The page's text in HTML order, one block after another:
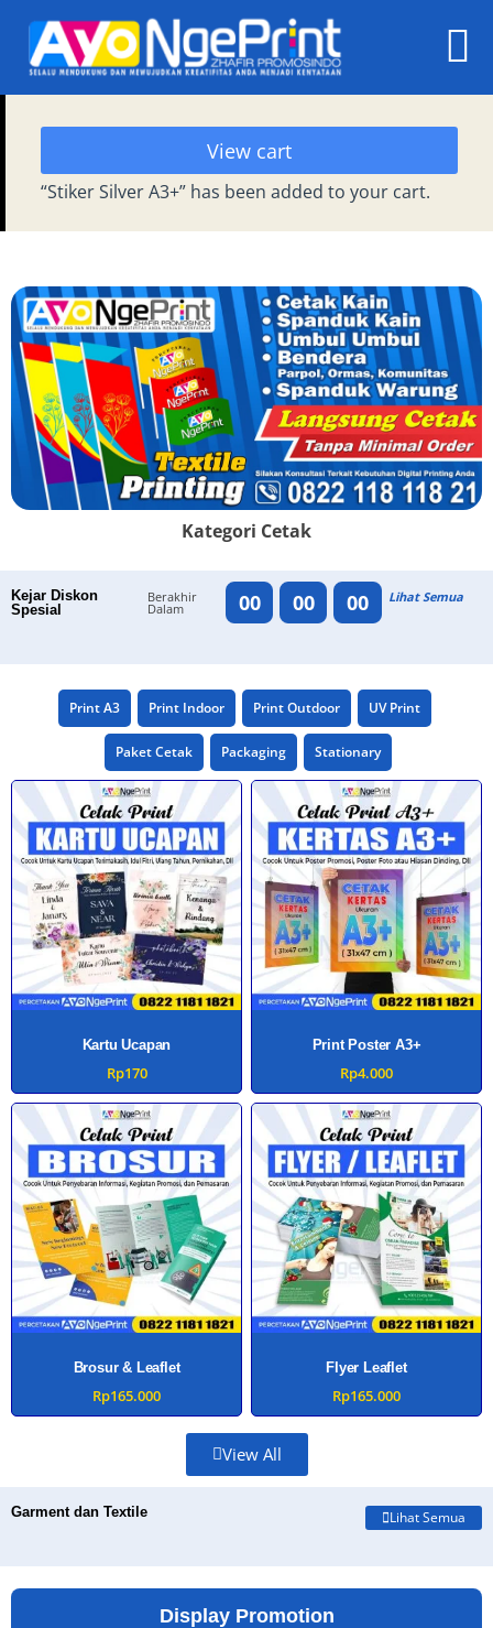
“Stiker Silver A3+” has been added to your cart.
View cart
Kategori Cetak
Kejar Diskon
Spesial
Berakhir
Dalam 00 00 00 Lihat Semua
Print A3 Print Indoor Print Outdoor UV Print
Paket Cetak Packaging Stationary
Kartu Ucapan
Rp170
Print Poster A3+
Rp4.000
Brosur & Leaflet
Rp165.000
Flyer Leaflet
Rp165.000
View All
Garment dan Textile Lihat Semua
Display Promotion